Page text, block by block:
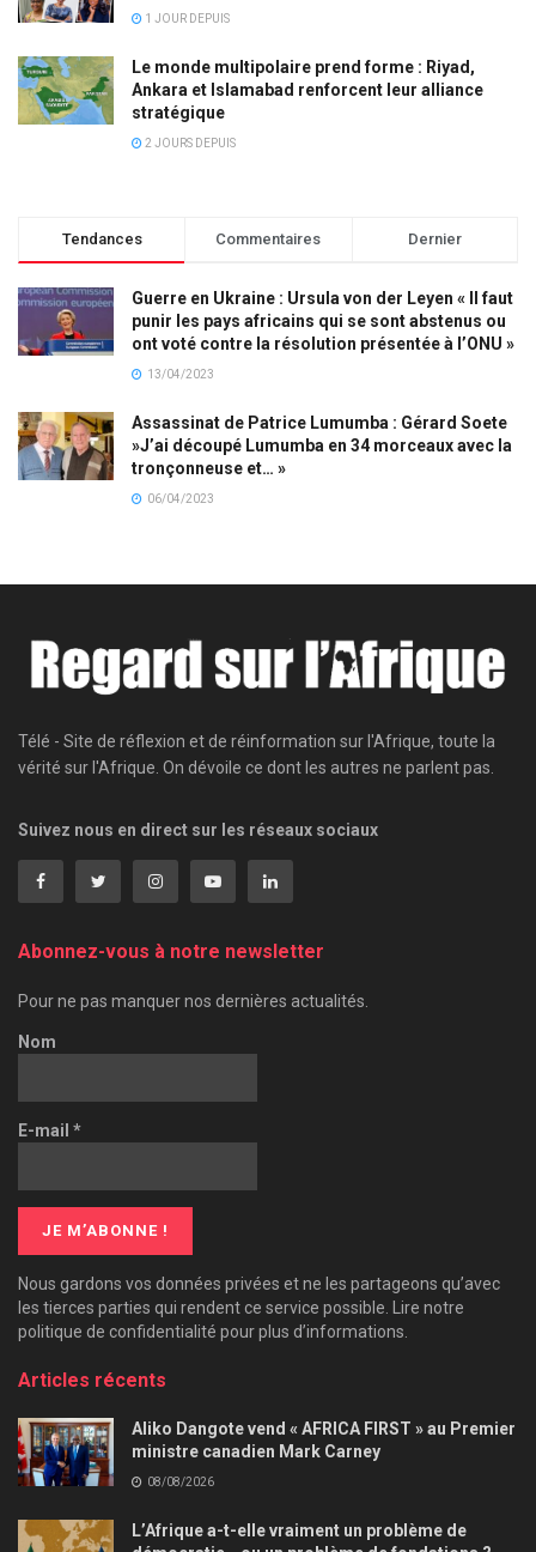
1 JOUR DEPUIS
Le monde multipolaire prend forme : Riyad,
Ankara et Islamabad renforcent leur alliance
stratégique
2 JOURS DEPUIS
Tendances Commentaires Dernier
Guerre en Ukraine : Ursula von der Leyen « Il faut
punir les pays africains qui se sont abstenus ou
ont voté contre la résolution présentée à l’ONU »
13/04/2023
Assassinat de Patrice Lumumba : Gérard Soete
»J’ai découpé Lumumba en 34 morceaux avec la
tronçonneuse et… »
06/04/2023
Télé - Site de réflexion et de réinformation sur l'Afrique, toute la
vérité sur l'Afrique. On dévoile ce dont les autres ne parlent pas.
Suivez nous en direct sur les réseaux sociaux
Abonnez-vous à notre newsletter
Pour ne pas manquer nos dernières actualités.
Nom
E-mail *
Nous gardons vos données privées et ne les partageons qu’avec
les tierces parties qui rendent ce service possible. Lire notre
politique de confidentialité pour plus d’informations.
Articles récents
Aliko Dangote vend « AFRICA FIRST » au Premier
ministre canadien Mark Carney
08/08/2026
L’Afrique a-t-elle vraiment un problème de